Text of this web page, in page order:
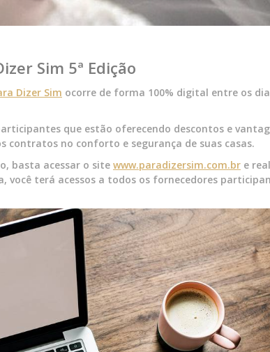
Sim 5ª Edição
Dizer Sim ocorre de forma 100% digital entre os
que estão oferecendo descontos e
contratos no conforto e segurança de suas casas.
basta acessar o site www.paradizersim.com.br e
você terá acessos a todos os fornecedores